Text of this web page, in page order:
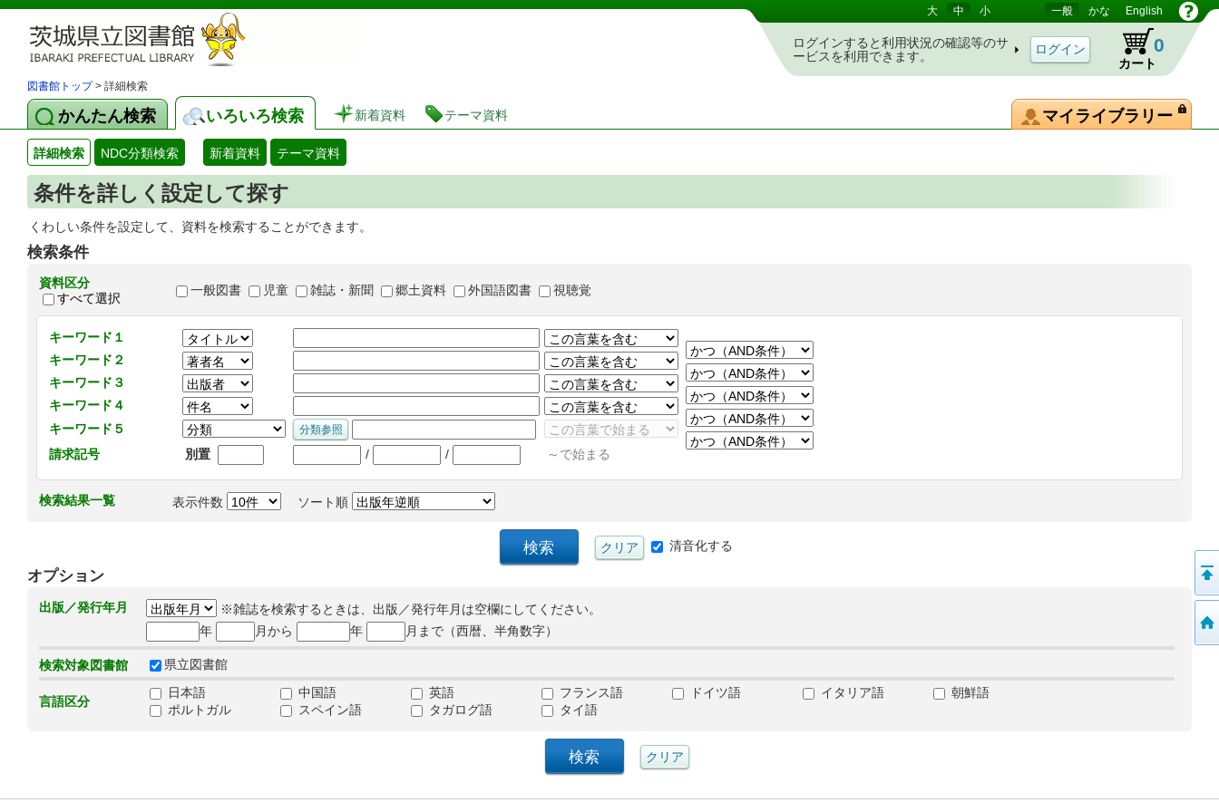
茨城県立図書館 蔵書検索・予約システム 大 中 小 一般 かな English
ログインすると利用状況の確認等のサ
ービスを利用できます。
カート
0
図書館トップ> 詳細検索
かんたん検索 いろいろ検索 新着資料 テーマ資料 マイライブラリー
詳細検索 NDC分類検索 新着資料 テーマ資料
条件を詳しく設定して探す
くわしい条件を設定して、資料を検索することができます。
検索条件
資料区分
すべて選択
一般図書 児童 雑誌・新聞 郷土資料 外国語図書 視聴覚
キーワード１
キーワード２
キーワード３
キーワード４
キーワード５
請求記号
別置 / / ～で始まる
検索結果一覧 表示件数 ソート順
清音化する
オプション
出版／発行年月
※雑誌を検索するときは、出版／発行年月は空欄にしてください。
年
月から 年 月まで（西暦、半角数字）
検索対象図書館 県立図書館
言語区分
日本語 中国語 英語 フランス語 ドイツ語 イタリア語
朝鮮語
ポルトガル
スペイン語 タガログ語 タイ語